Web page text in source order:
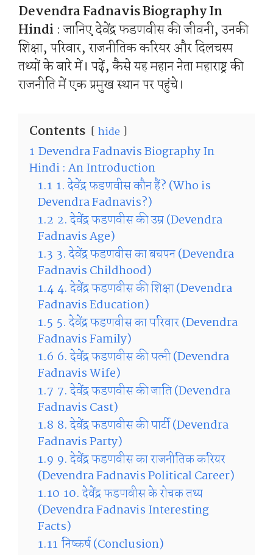
Devendra Fadnavis Biography In
Hindi : जानिए देवेंद्र फडणवीस की जीवनी, उनकी
शिक्षा, परिवार, राजनीतिक करियर और दिलचस्प
तथ्यों के बारे में। पढ़ें, कैसे यह महान नेता महाराष्ट्र की
राजनीति में एक प्रमुख स्थान पर पहुंचे।
Contents hide
1 Devendra Fadnavis Biography In
Hindi : An Introduction
1.1 1. देवेंद्र फडणवीस कौन हैं? (Who is
Devendra Fadnavis?)
1.2 2. देवेंद्र फडणवीस की उम्र (Devendra
Fadnavis Age)
1.3 3. देवेंद्र फडणवीस का बचपन (Devendra
Fadnavis Childhood)
1.4 4. देवेंद्र फडणवीस की शिक्षा (Devendra
Fadnavis Education)
1.5 5. देवेंद्र फडणवीस का परिवार (Devendra
Fadnavis Family)
1.6 6. देवेंद्र फडणवीस की पत्नी (Devendra
Fadnavis Wife)
1.7 7. देवेंद्र फडणवीस की जाति (Devendra
Fadnavis Cast)
1.8 8. देवेंद्र फडणवीस की पार्टी (Devendra
Fadnavis Party)
1.9 9. देवेंद्र फडणवीस का राजनीतिक करियर
(Devendra Fadnavis Political Career)
1.10 10. देवेंद्र फडणवीस के रोचक तथ्य
(Devendra Fadnavis Interesting
Facts)
1.11 निष्कर्ष (Conclusion)